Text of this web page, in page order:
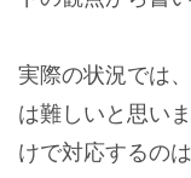
実際の状況では
は難しいと思い
けで対応するの